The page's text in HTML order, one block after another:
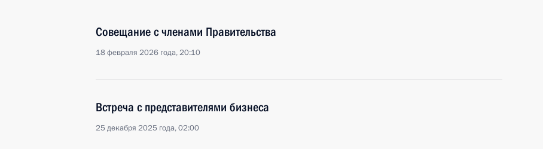
Совещание с членами Правительства
18 февраля 2026 года, 20:10
Встреча с представителями бизнеса
25 декабря 2025 года, 02:00